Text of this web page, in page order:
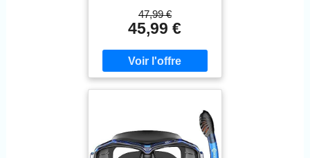
47,99 €
45,99 €